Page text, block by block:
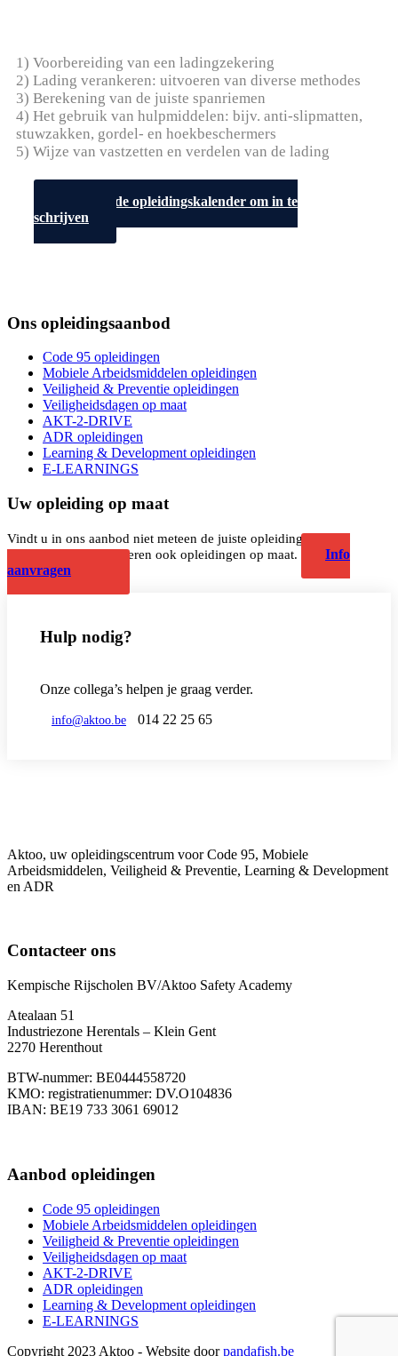
1) Voorbereiding van een ladingzekering
2) Lading verankeren: uitvoeren van diverse methodes
3) Berekening van de juiste spanriemen
4) Het gebruik van hulpmiddelen: bijv. anti-slipmatten,
stuwzakken, gordel- en hoekbeschermers
5) Wijze van vastzetten en verdelen van de lading
Ga naar de opleidingskalender om in te
schrijven
Ons opleidingsaanbod
Code 95 opleidingen
Mobiele Arbeidsmiddelen opleidingen
Veiligheid & Preventie opleidingen
Veiligheidsdagen op maat
AKT-2-DRIVE
ADR opleidingen
Learning & Development opleidingen
E-LEARNINGS
Uw opleiding op maat
Vindt u in ons aanbod niet meteen de juiste opleiding? Geen
probleem, wij organiseren ook opleidingen op maat.
Info
aanvragen
Hulp nodig?
Onze collega’s helpen je graag verder.
info@aktoo.be 014 22 25 65
Aktoo, uw opleidingscentrum voor Code 95, Mobiele
Arbeidsmiddelen, Veiligheid & Preventie, Learning & Development
en ADR
Contacteer ons
Kempische Rijscholen BV/Aktoo Safety Academy
Atealaan 51
Industriezone Herentals – Klein Gent
2270 Herenthout
BTW-nummer: BE0444558720
KMO: registratienummer: DV.O104836
IBAN: BE19 733 3061 69012
Aanbod opleidingen
Code 95 opleidingen
Mobiele Arbeidsmiddelen opleidingen
Veiligheid & Preventie opleidingen
Veiligheidsdagen op maat
AKT-2-DRIVE
ADR opleidingen
Learning & Development opleidingen
E-LEARNINGS
Copyright 2023 Aktoo - Website doorpandafish.be